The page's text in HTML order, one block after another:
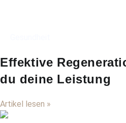
Effektive
du deine Leistung
Artikel lesen »